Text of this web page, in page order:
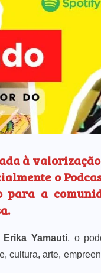
à
o
para a
Erika Yamauti, o
cultura, arte,